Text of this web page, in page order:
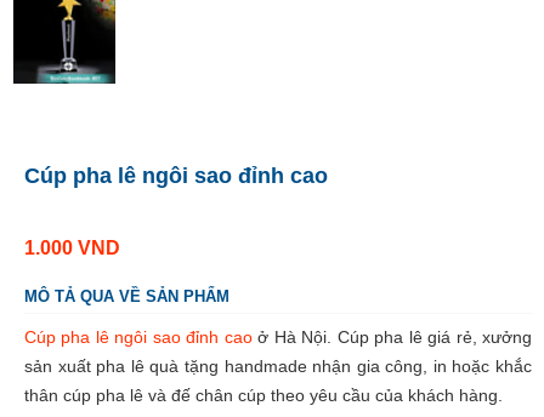
Cúp pha lê ngôi sao đỉnh cao
1.000 VND
MÔ TẢ QUA VỀ SẢN PHẨM
Cúp pha lê ngôi sao đỉnh caoở Hà Nội. Cúp pha lê giá rẻ, xưởng
sản xuất pha lê quà tặng handmade nhận gia công, in hoặc khắc
thân cúp pha lê và đế chân cúp theo yêu cầu của khách hàng.